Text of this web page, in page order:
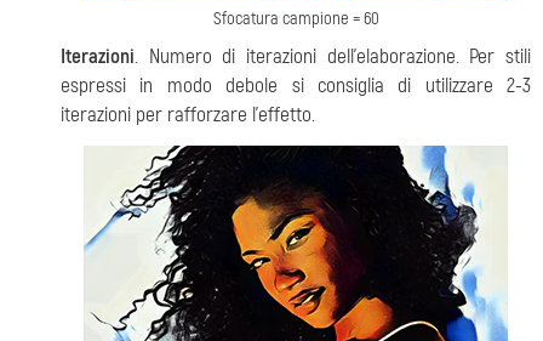
Sfocatura campione = 60
Iterazioni. Numero di iterazioni dell'elaborazione. Per stili
espressi in modo debole si consiglia di utilizzare 2-3
iterazioni per rafforzare l'effetto.